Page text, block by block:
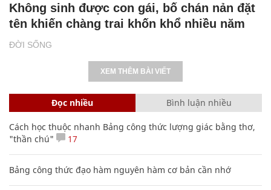
ĐỜI SỐNG
Không sinh được con gái, bố chán nản đặt
tên khiến chàng trai khốn khổ nhiều năm
XEM THÊM BÀI VIẾT
Đọc nhiều Bình luận nhiều
Cách học thuộc nhanh Bảng công thức lượng giác bằng thơ,
"thần chú"
17
Bảng công thức đạo hàm nguyên hàm cơ bản cần nhớ